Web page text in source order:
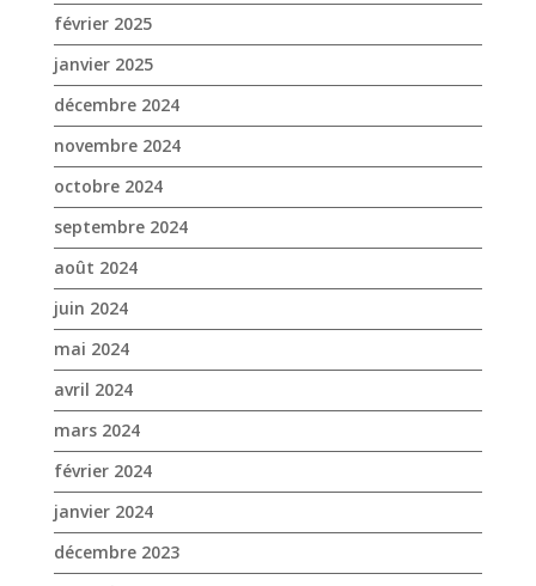
septembre 2024
août 2024
juin 2024
mai 2024
avril 2024
mars 2024
février 2024
janvier 2024
décembre 2023
novembre 2023
octobre 2023
septembre 2023
août 2023
juin 2023